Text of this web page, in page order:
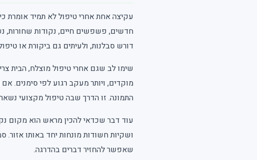
עקיצה אחת אחרי טיפול לא תמיד אומרת
חדשים, פשפשים חיים, נקודות שחורות,
דורש סבלנות, ולעיתים גם ביקורת או
שימו לב שגם אחרי טיפול מוצלח, הבית
מוקדים, ויותר מעקב רגוע לפי
התמונה. זו הדרך שבה טיפול מקצועי
עוד דבר שכדאי להכין מראש הוא מקום
ושקיות חשודות מונחות יחד באותו
שאפשר להחזיר דברים בהדרגה.